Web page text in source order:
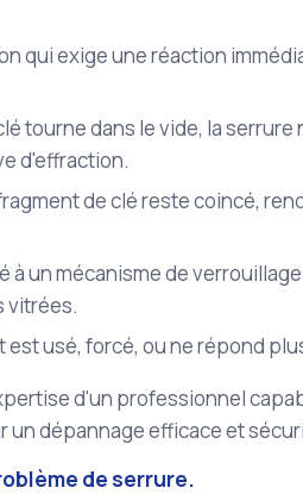
qui exige une réaction
tourne dans le vide, la
d'effraction.
de clé reste coincé,
à un mécanisme de
vitrées.
est usé, forcé, ou ne répond
d'un professionnel
un dépannage efficace et
de serrure.